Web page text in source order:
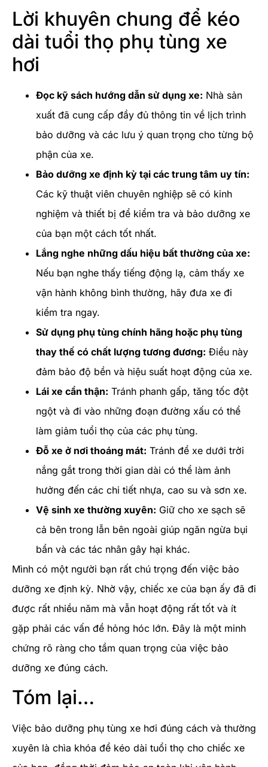
Lời khuyên chung để kéo
dài tuổi thọ phụ tùng xe
hơi
Đọc kỹ sách hướng dẫn sử dụng xe: Nhà sản
xuất đã cung cấp đầy đủ thông tin về lịch trình
bảo dưỡng và các lưu ý quan trọng cho từng bộ
phận của xe.
Bảo dưỡng xe định kỳ tại các trung tâm uy tín:
Các kỹ thuật viên chuyên nghiệp sẽ có kinh
nghiệm và thiết bị để kiểm tra và bảo dưỡng xe
của bạn một cách tốt nhất.
Lắng nghe những dấu hiệu bất thường của xe:
Nếu bạn nghe thấy tiếng động lạ, cảm thấy xe
vận hành không bình thường, hãy đưa xe đi
kiểm tra ngay.
Sử dụng phụ tùng chính hãng hoặc phụ tùng
thay thế có chất lượng tương đương: Điều này
đảm bảo độ bền và hiệu suất hoạt động của xe.
Lái xe cẩn thận: Tránh phanh gấp, tăng tốc đột
ngột và đi vào những đoạn đường xấu có thể
làm giảm tuổi thọ của các phụ tùng.
Đỗ xe ở nơi thoáng mát: Tránh để xe dưới trời
nắng gắt trong thời gian dài có thể làm ảnh
hưởng đến các chi tiết nhựa, cao su và sơn xe.
Vệ sinh xe thường xuyên: Giữ cho xe sạch sẽ
cả bên trong lẫn bên ngoài giúp ngăn ngừa bụi
bẩn và các tác nhân gây hại khác.
Mình có một người bạn rất chú trọng đến việc bảo
dưỡng xe định kỳ. Nhờ vậy, chiếc xe của bạn ấy đã đi
được rất nhiều năm mà vẫn hoạt động rất tốt và ít
gặp phải các vấn đề hỏng hóc lớn. Đây là một minh
chứng rõ ràng cho tầm quan trọng của việc bảo
dưỡng xe đúng cách.
Tóm lại…
Việc bảo dưỡng phụ tùng xe hơi đúng cách và thường
xuyên là chìa khóa để kéo dài tuổi thọ cho chiếc xe